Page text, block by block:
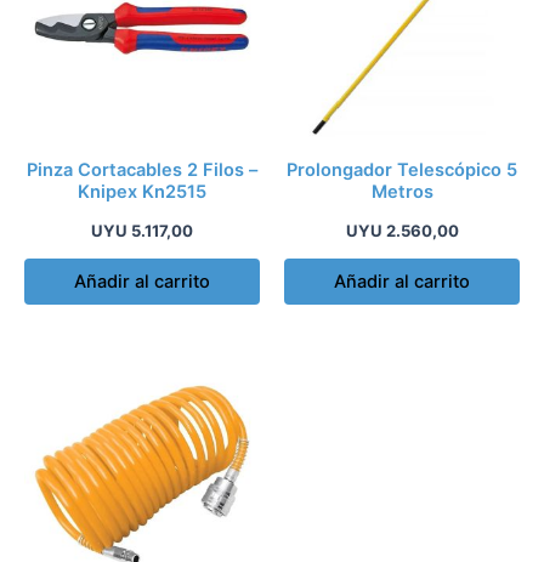
Pinza Cortacables 2 Filos –
Knipex Kn2515
UYU 5.117,00
Añadir al carrito
Prolongador Telescópico 5
Metros
UYU 2.560,00
Añadir al carrito